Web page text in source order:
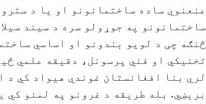
عنعنوي ساده ساختمانونو او یا د
ساختمانونو په جوړولو سره د سیند
څنګه چی د لویو بندونو او اساسي
تخنیکي او فني پرسونل، دقیقه علمي
لري بنا افغانستان غوندي هیواد کي د
بریښي. بله طریقه د غرونو په لمنو کي